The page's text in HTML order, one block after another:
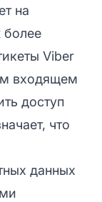
на
более
Viber
входящем
доступ
что
данных